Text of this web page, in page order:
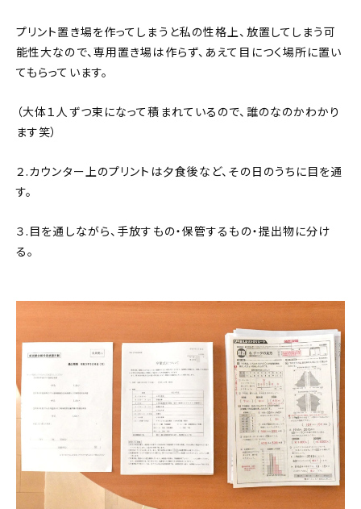
プリント置き場を作ってしまうと私の性格上、放置してしまう可
能性大なので、専用置き場は作らず、あえて目につく場所に置い
てもらっています。
（大体１人ずつ束になって積まれているので、誰のなのかわかり
ます笑）
２.カウンター上のプリントは夕食後など、その日のうちに目を通
す。
３.目を通しながら、手放すもの・保管するもの・提出物に分け
る。